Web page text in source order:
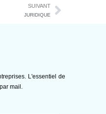
SUIVANT
JURIDIQUE
L'essentiel de
mail.